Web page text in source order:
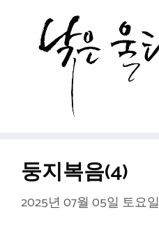
둥지복음(4)
2025년 07월 05일 토요일